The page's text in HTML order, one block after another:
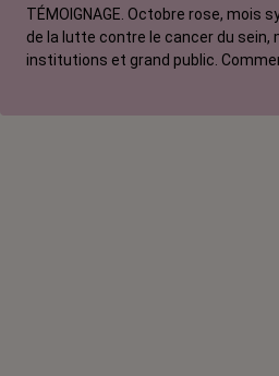
TÉMOIGNAGE. Octobre rose, mois
de la lutte contre le cancer du sein,
institutions et grand public.